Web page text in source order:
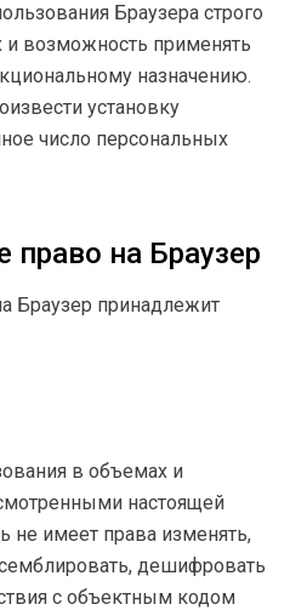
Браузера строго
возможность применять
назначению.
установку
число персональных
право на Браузер
Браузер принадлежит
в объемах и
настоящей
не имеет права изменять,
дешифровать
с объектным кодом